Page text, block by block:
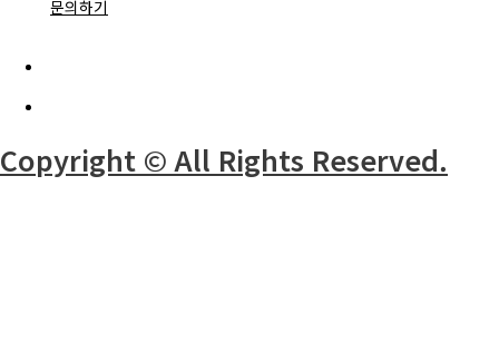
문의하기
Copyright © All Rights Reserved.